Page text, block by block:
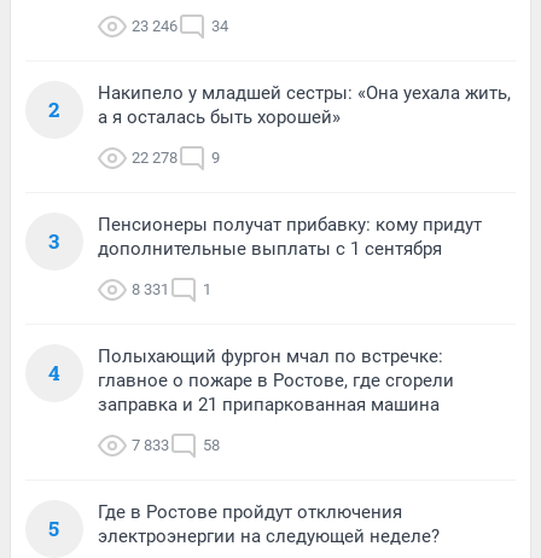
23 246 34
2
Накипело у младшей сестры: «Она уехала жить,
а я осталась быть хорошей»
22 278 9
3
Пенсионеры получат прибавку: кому придут
дополнительные выплаты с 1 сентября
8 331 1
4
Полыхающий фургон мчал по встречке:
главное о пожаре в Ростове, где сгорели
заправка и 21 припаркованная машина
7 833 58
5
Где в Ростове пройдут отключения
электроэнергии на следующей неделе?